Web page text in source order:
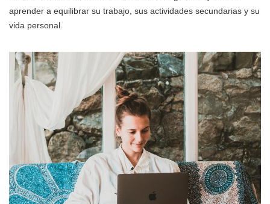
aprender a equilibrar su trabajo, sus actividades secundarias y su
vida personal.